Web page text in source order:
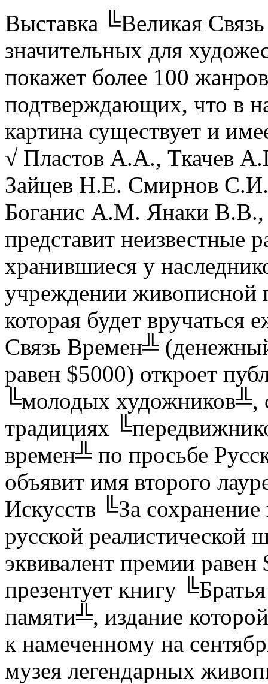
Выставка ╚Великая
значительных для
покажет более 100
подтверждающих, что в
картина существует и
√ Пластов А.А., Ткачев
Зайцев Н.Е. Смирнов
Боганис А.М. Янаки
представит неизвестные
хранившиеся у
учреждении
которая будет вручаться
Связь Времен╩
равен $5000) откроет
╚молодых художников╩,
традициях
времен╩ по просьбе
объявит имя второго
Искусств ╚За
русской
эквивалент премии равен
презентует книгу
памяти╩, издание
к намеченному на
музея легендарных